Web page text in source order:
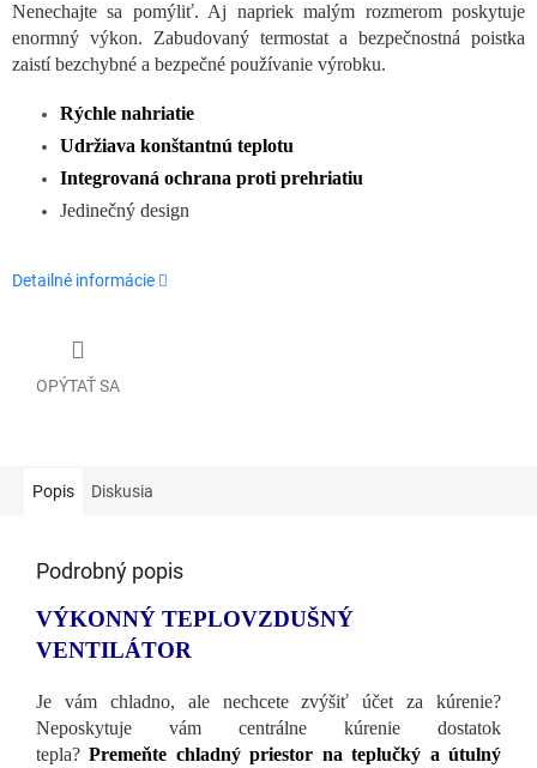
Nenechajte sa pomýliť. Aj napriek malým rozmerom poskytuje
enormný výkon. Zabudovaný termostat a bezpečnostná poistka
zaistí bezchybné a bezpečné používanie výrobku.
Rýchle nahriatie
Udržiava konštantnú teplotu
Integrovaná ochrana proti prehriatiu
Jedinečný design
Detailné informácie
OPÝTAŤ SA
Popis Diskusia
Podrobný popis
VÝKONNÝ TEPLOVZDUŠNÝ
VENTILÁTOR
Je vám chladno, ale nechcete zvýšiť účet za kúrenie?
Neposkytuje vám centrálne kúrenie dostatok
tepla?Premeňte chladný priestor na teplučký a útulný